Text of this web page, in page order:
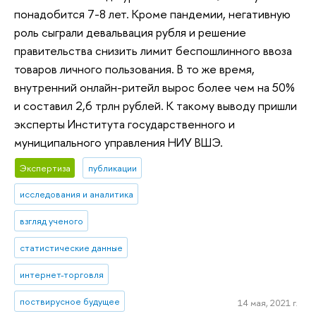
понадобится 7-8 лет. Кроме пандемии, негативную
роль сыграли девальвация рубля и решение
правительства снизить лимит беспошлинного ввоза
товаров личного пользования. В то же время,
внутренний онлайн-ритейл вырос более чем на 50%
и составил 2,6 трлн рублей. К такому выводу пришли
эксперты Института государственного и
муниципального управления НИУ ВШЭ.
Экспертиза публикации
исследования и аналитика
взгляд ученого
статистические данные
интернет-торговля
поствирусное будущее 14 мая, 2021 г.